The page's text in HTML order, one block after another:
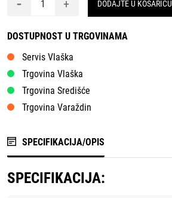
+ DODAJTE U KOŠARICU
DOSTUPNOST U TRGOVINAMA
Servis Vlaška
Trgovina Vlaška
Trgovina Središće
Trgovina Varaždin
SPECIFIKACIJA/OPIS
SPECIFIKACIJA: